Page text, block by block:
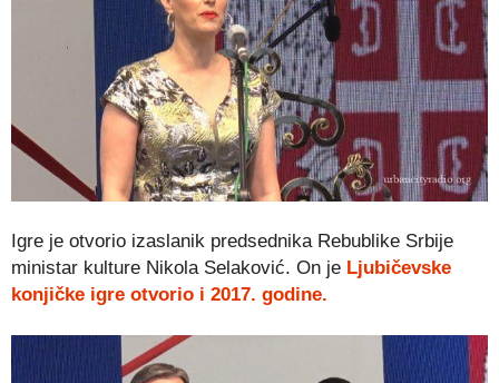
Igre je otvorio izaslanik predsednika Rebublike Srbije
ministar kulture Nikola Selaković. On je Ljubičevske
konjičke igre otvorio i 2017. godine.